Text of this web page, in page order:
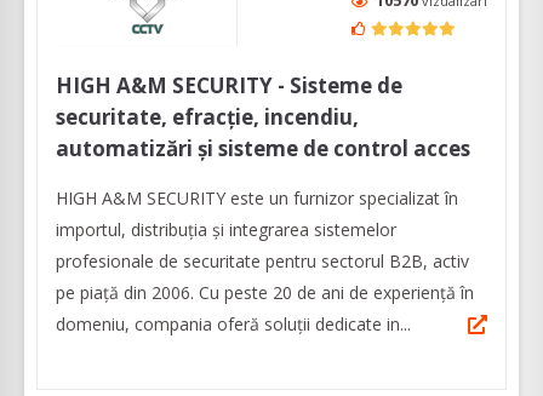
HIGH A&M SECURITY - Sisteme de
securitate, efracție, incendiu,
automatizări și sisteme de control acces
HIGH A&M SECURITY este un furnizor specializat în
importul, distribuția și integrarea sistemelor
profesionale de securitate pentru sectorul B2B, activ
pe piață din 2006. Cu peste 20 de ani de experiență în
domeniu, compania oferă soluții dedicate in...